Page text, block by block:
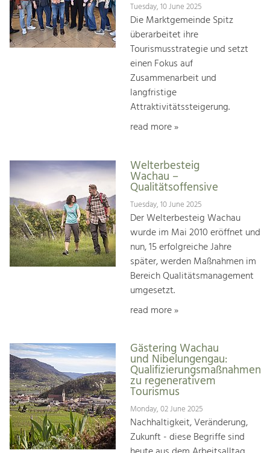
Tuesday, 10 June 2025
Die Marktgemeinde Spitz
überarbeitet ihre
Tourismusstrategie und setzt
einen Fokus auf
Zusammenarbeit und
langfristige
Attraktivitätssteigerung.
read more »
Welterbesteig
Wachau –
Qualitätsoffensive
Tuesday, 10 June 2025
Der Welterbesteig Wachau
wurde im Mai 2010 eröffnet und
nun, 15 erfolgreiche Jahre
später, werden Maßnahmen im
Bereich Qualitätsmanagement
umgesetzt.
read more »
Gästering Wachau
und Nibelungengau:
Qualifizierungsmaßnahmen
zu regenerativem
Tourismus
Monday, 02 June 2025
Nachhaltigkeit, Veränderung,
Zukunft - diese Begriffe sind